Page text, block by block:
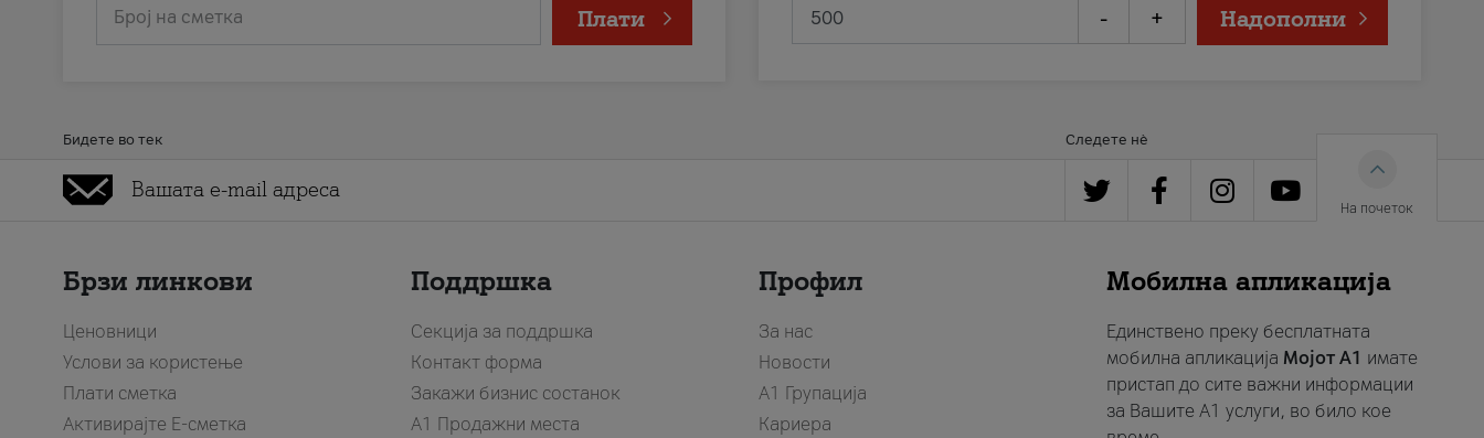
Број на сметка Плати - + Надополни
Бидете во тек Следете нè
На почеток
Брзи линкови
Ценовници
Услови за користење
Плати сметка
Активирајте Е-сметка
Поддршка
Секција за поддршка
Контакт форма
Закажи бизнис состанок
A1 Продажни места
Профил
За нас
Новости
А1 Групација
Кариера
Мобилна апликација
Единствено преку бесплатната
мобилна апликација Мојот A1 имате
пристап до сите важни информации
за Вашите A1 услуги, во било кое